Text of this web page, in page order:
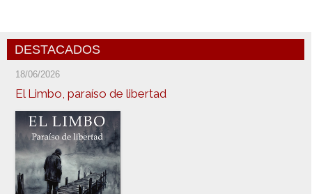
DESTACADOS
18/06/2026
El Limbo, paraíso de libertad